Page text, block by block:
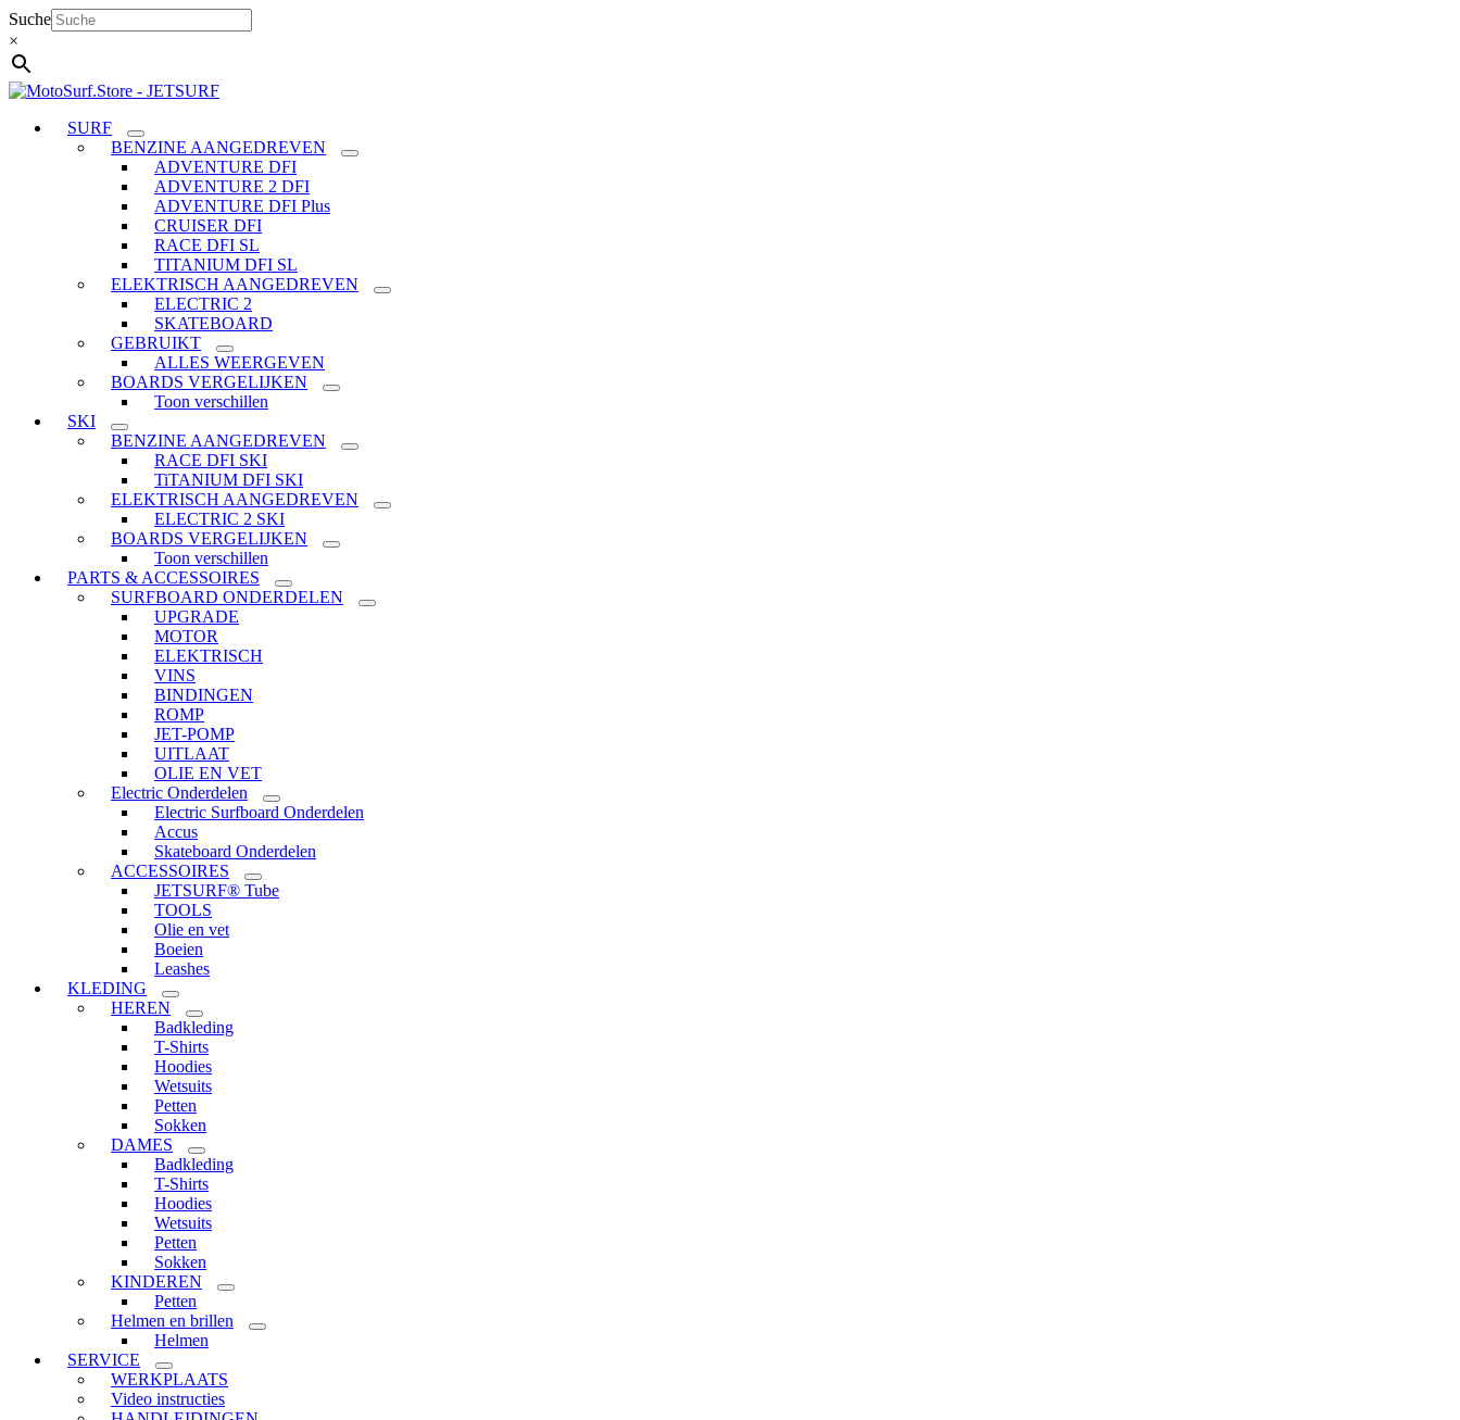
Ga
naar
de
inhoud
Suche
×
SURF
BENZINE AANGEDREVEN
ADVENTURE DFI
ADVENTURE 2 DFI
ADVENTURE DFI Plus
CRUISER DFI
RACE DFI SL
TITANIUM DFI SL
ELEKTRISCH AANGEDREVEN
ELECTRIC 2
SKATEBOARD
GEBRUIKT
ALLES WEERGEVEN
BOARDS VERGELIJKEN
Toon verschillen
SKI
BENZINE AANGEDREVEN
RACE DFI SKI
TiTANIUM DFI SKI
ELEKTRISCH AANGEDREVEN
ELECTRIC 2 SKI
BOARDS VERGELIJKEN
Toon verschillen
PARTS & ACCESSOIRES
SURFBOARD ONDERDELEN
UPGRADE
MOTOR
ELEKTRISCH
VINS
BINDINGEN
ROMP
JET-POMP
UITLAAT
OLIE EN VET
Electric Onderdelen
Electric Surfboard Onderdelen
Accus
Skateboard Onderdelen
ACCESSOIRES
JETSURF® Tube
TOOLS
Olie en vet
Boeien
Leashes
KLEDING
HEREN
Badkleding
T-Shirts
Hoodies
Wetsuits
Petten
Sokken
DAMES
Badkleding
T-Shirts
Hoodies
Wetsuits
Petten
Sokken
KINDEREN
Petten
Helmen en brillen
Helmen
SERVICE
WERKPLAATS
Video instructies